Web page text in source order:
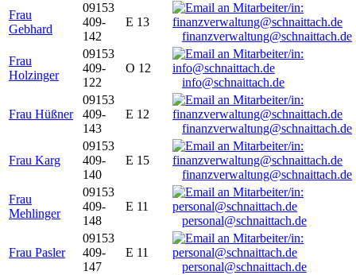
Frau
Gebhard
09153
409-
142
E 13
finanzverwaltung@schnaittach.de
Frau
Holzinger
09153
409-
122
O 12
info@schnaittach.de
Frau Hüßner
09153
409-
143
E 12
finanzverwaltung@schnaittach.de
Frau Karg
09153
409-
140
E 15
finanzverwaltung@schnaittach.de
Frau
Mehlinger
09153
409-
148
E 11
personal@schnaittach.de
Frau Pasler
09153
409-
147
E 11
personal@schnaittach.de